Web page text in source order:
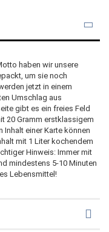
haben wir unsere
um sie noch
jetzt in einem
Umschlag aus
gibt es ein freies Feld
20 Gramm erstklassigem
Inhalt einer Karte können
mit 1 Liter kochendem
Hinweis: Immer mit
mindestens 5-10 Minuten
Lebensmittel!